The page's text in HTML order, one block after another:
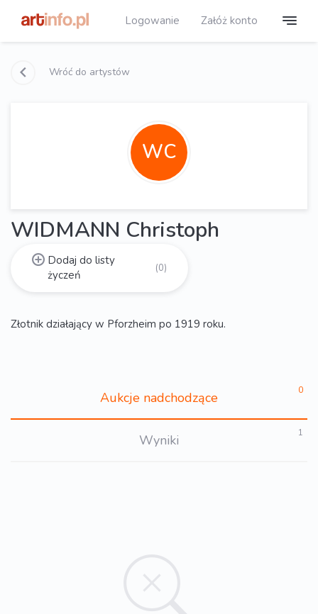
Logowanie Załóż konto
Wróć do artystów
WC
WIDMANN Christoph
Dodaj do listy
życzeń
(0)
Złotnik działający w Pforzheim po 1919 roku.
Aukcje nadchodzące 0
Wyniki 1